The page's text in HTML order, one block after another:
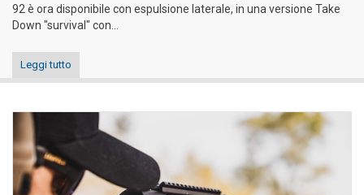
92 è ora disponibile con espulsione laterale, in una versione Take
Down "survival" con...
Leggi tutto